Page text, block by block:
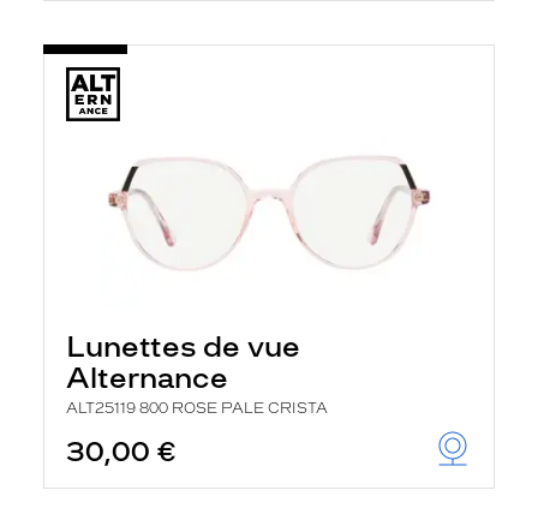
Lunettes de vue
Alternance
ALT25119 800 ROSE PALE CRISTA
30,00 €